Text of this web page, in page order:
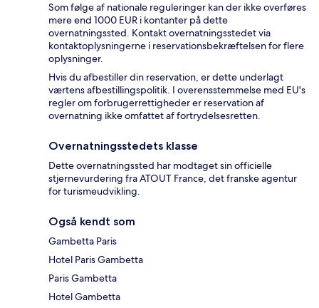
Som følge af nationale reguleringer kan der ikke overføres
mere end 1000 EUR i kontanter på dette
overnatningssted. Kontakt overnatningsstedet via
kontaktoplysningerne i reservationsbekræftelsen for flere
oplysninger.
Hvis du afbestiller din reservation, er dette underlagt
værtens afbestillingspolitik. I overensstemmelse med EU's
regler om forbrugerrettigheder er reservation af
overnatning ikke omfattet af fortrydelsesretten.
Overnatningsstedets klasse
Dette overnatningssted har modtaget sin officielle
stjernevurdering fra ATOUT France, det franske agentur
for turismeudvikling.
Også kendt som
Gambetta Paris
Hotel Paris Gambetta
Paris Gambetta
Hotel Gambetta